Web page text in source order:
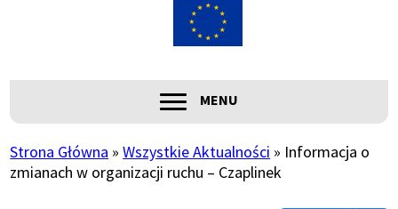
Główna
nawigacja
ROZWIŃ
MENU
Ścieżka
Strona Główna Wszystkie Aktualności
Informacja o
zmianach w organizacji ruchu – Czaplinek